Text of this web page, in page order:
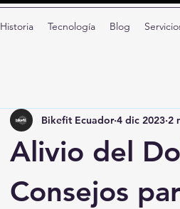
Historia Tecnología Blog
Alivio del
Consejos
Bikefit Ecuador 4 dic 2023 2